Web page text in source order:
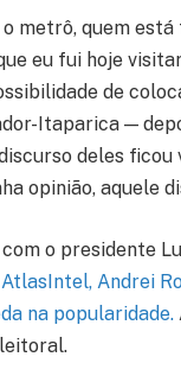
metrô, quem está
eu fui hoje
de
Itaparica —
deles
opinião, aquele
o presidente
Andrei
na popularidade.